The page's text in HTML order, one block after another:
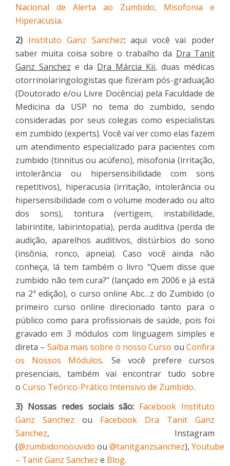
Nacional de Alerta ao Zumbido, Misofonia e
Hiperacusia.
2) Instituto Ganz Sanchez:aqui você vai poder
saber muita coisa sobre o trabalho da Dra Tanit
Ganz Sanchez e da Dra Márcia Kii, duas médicas
otorrinolaringologistas que fizeram pós-graduação
(Doutorado e/ou Livre Docência) pela Faculdade de
Medicina da USP no tema do zumbido, sendo
consideradas por seus colegas como especialistas
em zumbido (experts). Você vai ver como elas fazem
um atendimento especializado para pacientes com
zumbido (tinnitus ou acúfeno), misofonia (irritação,
intolerância ou hipersensibilidade com sons
repetitivos), hiperacusia (irritação, intolerância ou
hipersensibilidade com o volume moderado ou alto
dos sons), tontura (vertigem, instabilidade,
labirintite, labirintopatia), perda auditiva (perda de
audição, aparelhos auditivos, distúrbios do sono
(insônia, ronco, apneia). Caso você ainda não
conheça, lá tem também o livro “Quem disse que
zumbido não tem cura?” (lançado em 2006 e já está
na 2ª edição), o curso online Abc…z do Zumbido (o
primeiro curso online direcionado tanto para o
público como para profissionais de saúde, pois foi
gravado em 3 módulos com linguagem simples e
direta – Saiba mais sobre o nosso Curso ouConfira
os Nossos Módulos. Se você prefere cursos
presenciais, também vai encontrar tudo sobre
o Curso Teórico-Prático Intensivo de Zumbido.
3) Nossas redes sociais são: Facebook Instituto
Ganz Sanchez ou Facebook Dra Tanit Ganz
Sanchez, Instagram
(@zumbidonoouvido ou @tanitganzsanchez), Youtube
– Tanit Ganz Sanchez e Blog.